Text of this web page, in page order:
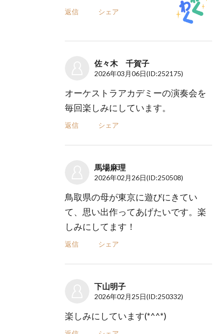
返信 シェア
佐々木 千賀子
2026年03月06日(ID:252175)
オーケストラアカデミーの演奏会を
毎回楽しみにしています。
返信 シェア
馬場麻理
2026年02月26日(ID:250508)
鳥取県の母が東京に遊びにきてい
て、思い出作ってあげたいです。楽
しみにしてます！
返信 シェア
下山明子
2026年02月25日(ID:250332)
楽しみにしています(*^^*)